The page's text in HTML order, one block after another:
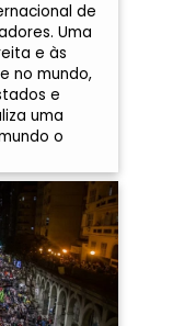
de
Uma
e às
no mundo,
e
uma
o